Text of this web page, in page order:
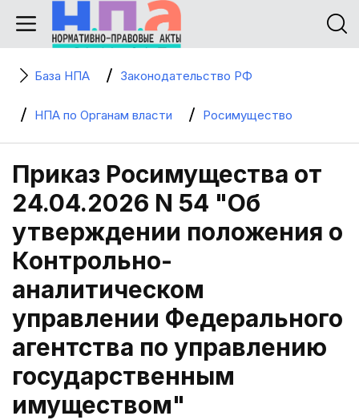
База НПА Законодательство РФ
НПА по Органам власти Росимущество
Приказ Росимущества от
24.04.2026 N 54 "Об
утверждении положения о
Контрольно-
аналитическом
управлении Федерального
агентства по управлению
государственным
имуществом"